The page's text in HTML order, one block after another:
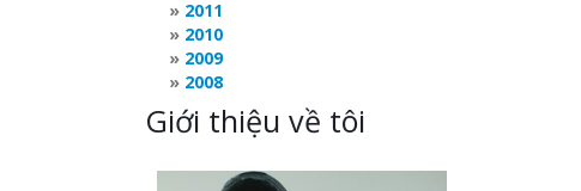
2011
2010
2009
2008
Giới thiệu về tôi